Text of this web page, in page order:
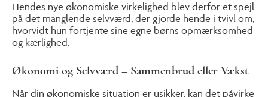
Hendes nye økonomiske virkelighed blev derfor et spejl
på det manglende selvværd, der gjorde hende i tvivl om,
hvorvidt hun fortjente sine egne børns opmærksomhed
og kærlighed.
Økonomi og Selvværd – Sammenbrud eller Vækst
Når din økonomiske situation er usikker, kan det påvirke